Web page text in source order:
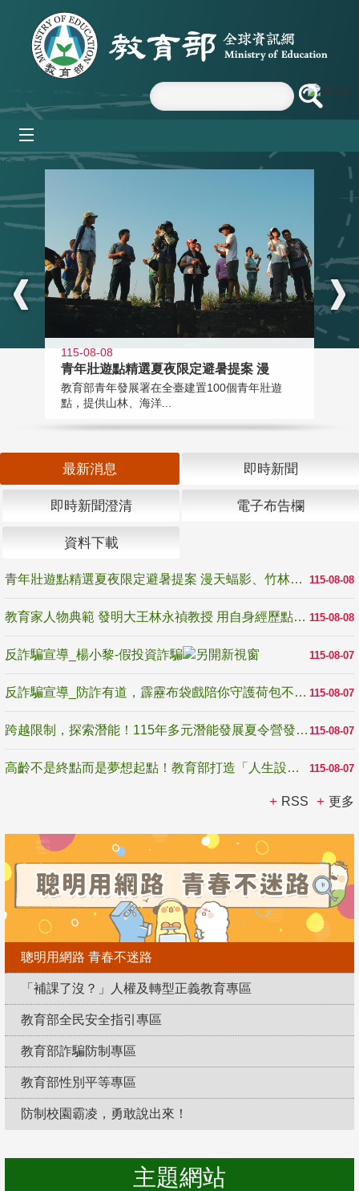
跳到主要內容區塊
:::
115-08-08
青年壯遊點精選夏夜限定避暑提案 漫
教育部青年發展署在全臺建置100個青年壯遊
點，提供山林、海洋...
最新消息 即時新聞
即時新聞澄清 電子布告欄
資料下載
115-08-08
青年壯遊點精選夏夜限定避暑提案 漫天蝠影、竹林尋蛙、茶香夜觀 邀青年暮色出發
115-08-08
教育家人物典範 發明大王林永禎教授 用自身經歷點亮學生的路
115-08-07
反詐騙宣導_楊小黎-假投資詐騙
115-08-07
反詐騙宣導_防詐有道，霹靂布袋戲陪你守護荷包不受騙
115-08-07
跨越限制，探索潛能！115年多元潛能發展夏令營發掘生命無限可能
115-08-07
高齡不是終點而是夢想起點！教育部打造「人生設計夢工場」 參展第3屆高齡健康產業博覽會
RSS 更多
聰明用網路 青春不迷路
「補課了沒？」人權及轉型正義教育專區
教育部全民安全指引專區
教育部詐騙防制專區
教育部性別平等專區
防制校園霸凌，勇敢說出來！
主題網站